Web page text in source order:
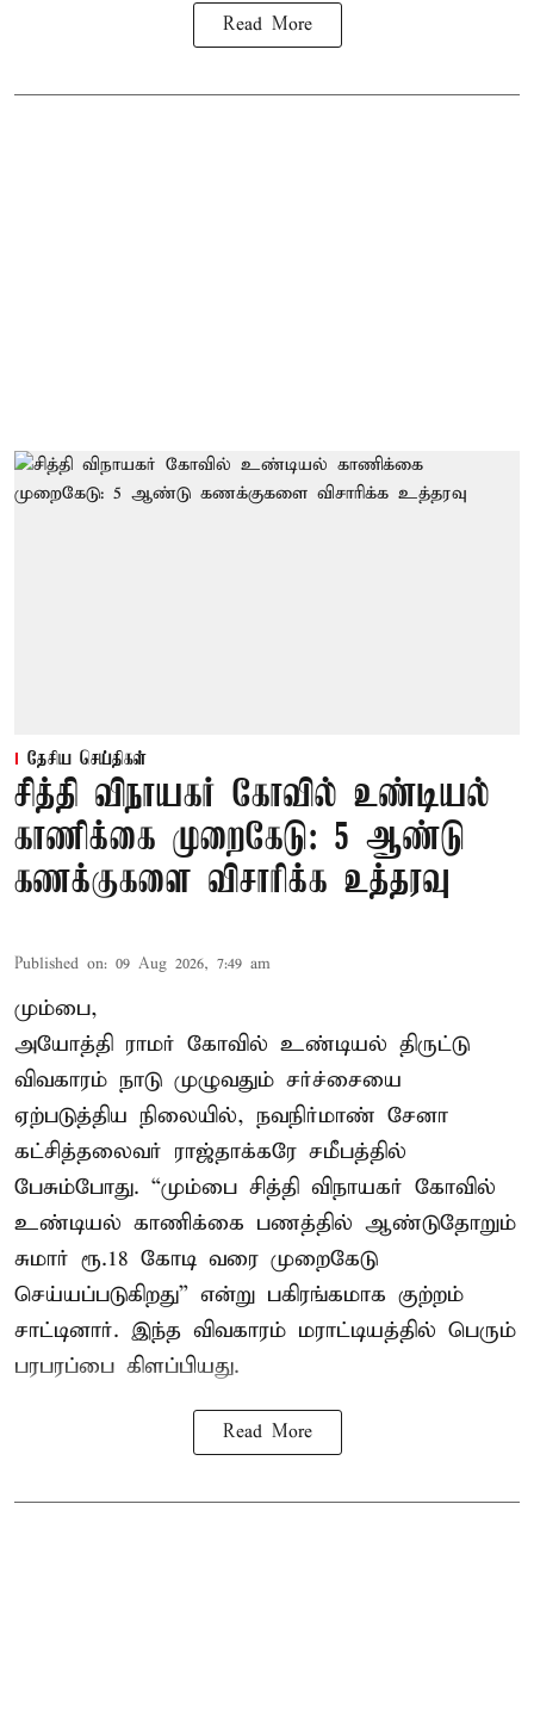
Read More
தேசிய செய்திகள்
சித்தி விநாயகர் கோவில் உண்டியல்
காணிக்கை முறைகேடு: 5 ஆண்டு
கணக்குகளை விசாரிக்க உத்தரவு
Published on: 09 Aug 2026, 7:49 am
மும்பை,
அயோத்தி ராமர் கோவில் உண்டியல் திருட்டு
விவகாரம் நாடு முழுவதும் சர்ச்சையை
ஏற்படுத்திய நிலையில், நவநிர்மாண் சேனா
கட்சித்தலைவர் ராஜ்தாக்கரே சமீபத்தில்
பேசும்போது. “மும்பை சித்தி விநாயகர் கோவில்
உண்டியல் காணிக்கை பணத்தில் ஆண்டுதோறும்
சுமார் ரூ.18 கோடி வரை முறைகேடு
செய்யப்படுகிறது” என்று பகிரங்கமாக குற்றம்
சாட்டினார். இந்த விவகாரம் மராட்டியத்தில் பெரும்
பரபரப்பை கிளப்பியது.
Read More